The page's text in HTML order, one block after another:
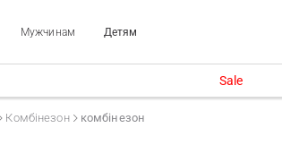
Мужчинам Детям
Sale
Комбінезон комбінезон